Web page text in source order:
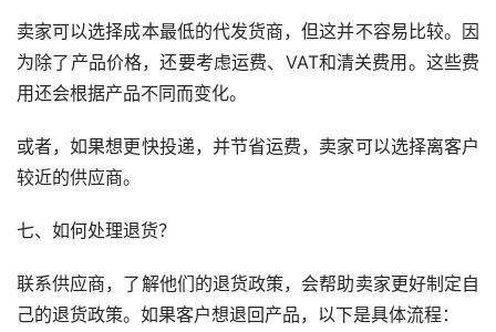
卖家可以选择成本最低的代发货商，但这并不容易比较。因
为除了产品价格，还要考虑运费、VAT和清关费用。这些费
用还会根据产品不同而变化。
或者，如果想更快投递，并节省运费，卖家可以选择离客户
较近的供应商。
七、如何处理退货？
联系供应商，了解他们的退货政策，会帮助卖家更好制定自
己的退货政策。如果客户想退回产品，以下是具体流程：